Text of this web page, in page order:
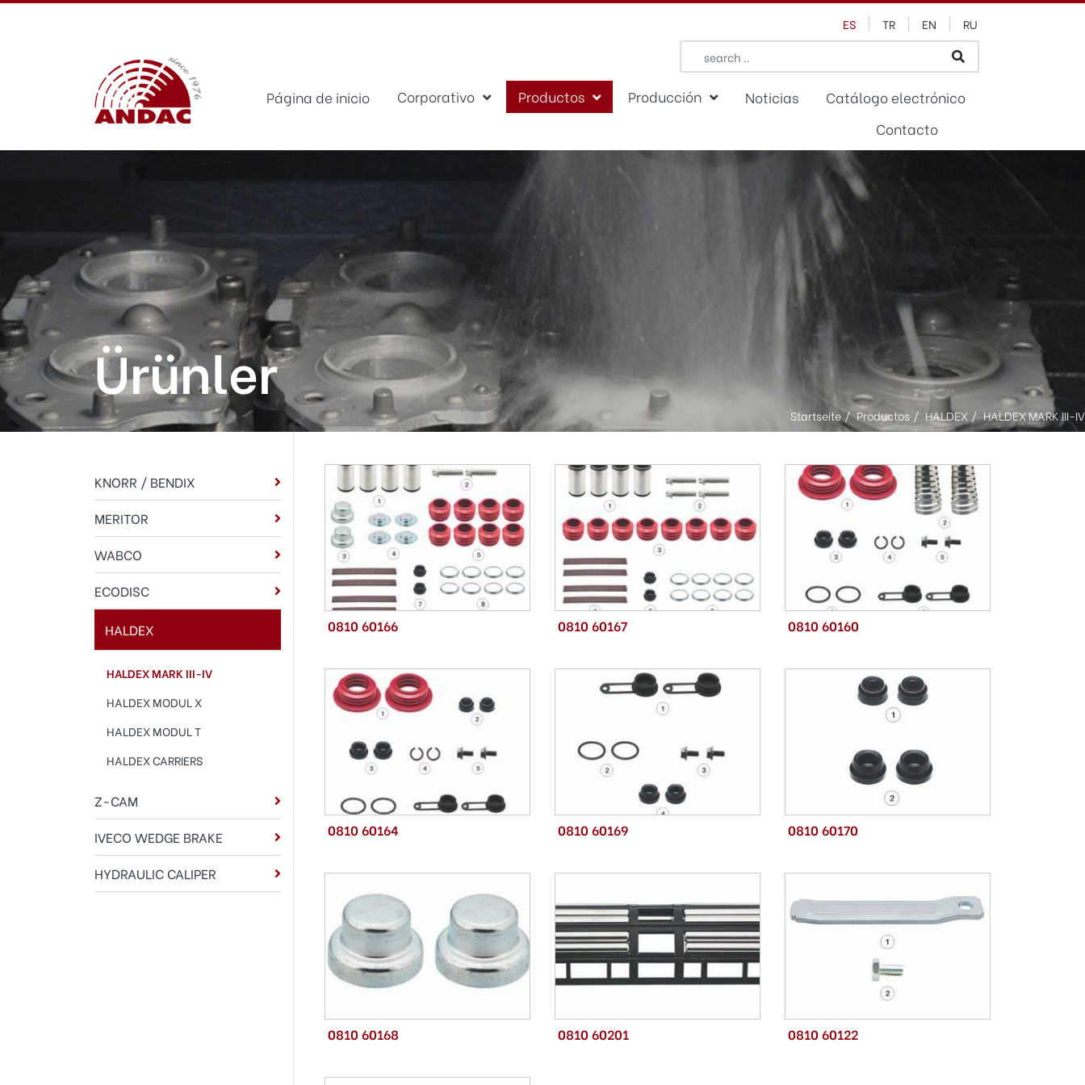
ES TR EN RU
Página de inicio Corporativo Productos Producción Noticias
Catálogo electrónico
Contacto
Ürünler
Startseite Productos HALDEX HALDEX MARK III-IV
KNORR / BENDIX
MERITOR
WABCO
ECODISC
HALDEX
HALDEX MARK III-IV
HALDEX MODUL X
HALDEX MODUL T
HALDEX CARRIERS
Z-CAM
IVECO WEDGE BRAKE
HYDRAULIC CALIPER
0810 60166 0810 60167 0810 60160
0810 60164 0810 60169 0810 60170
0810 60168 0810 60201 0810 60122